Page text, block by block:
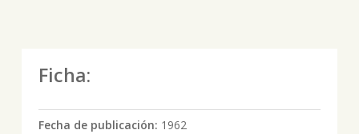
Ficha:
Fecha de publicación: 1962